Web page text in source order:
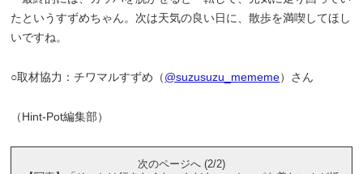
たというすずめちゃん。次は天気の良い日に、散歩を満喫してほし
いですね。
○取材協力：チワマルすずめ（@suzusuzu_mememe）さん
（Hint-Pot編集部）
次のページへ (2/2)